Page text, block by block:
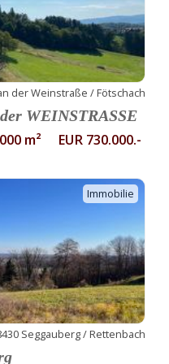
der Weinstraße / Fötschach
WEINSTRASSE
m² EUR 730.000.-
Immobilie
Seggauberg / Rettenbach